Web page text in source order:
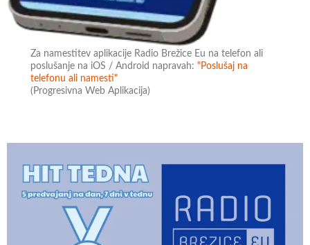
Za namestitev aplikacije Radio Brežice Eu na telefon ali
poslušanje na iOS / Android napravah:"Poslušaj na
telefonu ali namesti"
(Progresivna Web Aplikacija)